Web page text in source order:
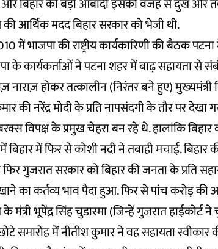
बिहार की बड़ी आबादी इसकी वजह से दुख और
आर्थिक मदद बिहार सरकार को भेजी थी.
में भाजपा की राष्ट्रीय कार्यकारिणी की बैठक
के कार्यकर्ताओं ने पटना शहर में बाढ़ सहायता से
नाराज़ होकर तत्कालीन (निरंतर बने हुए)
की नरेंद्र मोदी के प्रति नापसंदगी के तौर पर
विपक्ष के प्रमुख चेहरा बन रहे थे. हालांकि बिहार
बिहार में फिर से कोशी नदी ने तबाही मचाई.
गुजरात सरकार को बिहार की जनता के प्रति
का कर्तव्य भाव पैदा हुआ. फिर से पांच करोड़
भूपेंद्र सिंह चुडास्मा (जिन्हें गुजरात हाईकोर्ट ने
समारोह में नीतीश कुमार ने वह सहायता स्वीकार